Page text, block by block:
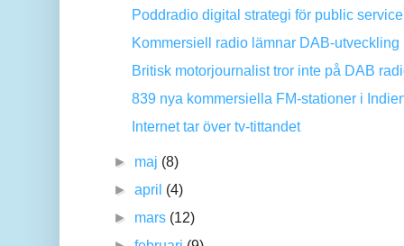
Poddradio digital strategi för public
Kommersiell radio lämnar DAB-utveckling
Britisk motorjournalist tror inte på DAB
839 nya kommersiella FM-stationer i
Internet tar över tv-tittandet
► maj (8)
►april (4)
► mars (12)